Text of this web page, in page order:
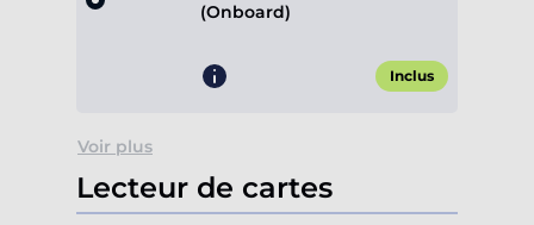
(Onboard)
Inclus
Voir plus
Lecteur de cartes